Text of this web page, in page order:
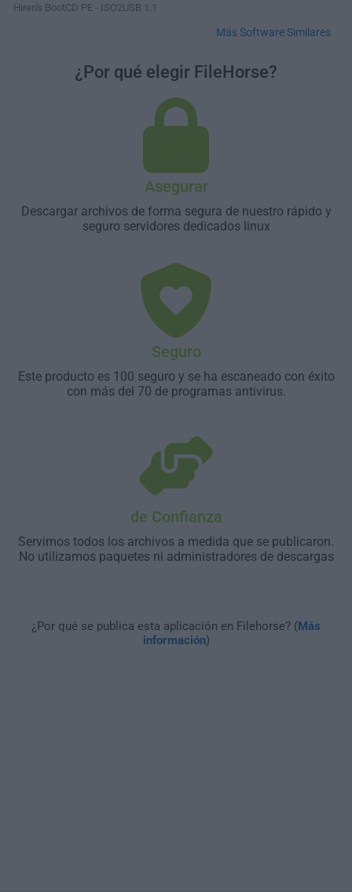
Hiren's BootCD PE - ISO2USB 1.1
Más Software Similares
¿Por qué elegir FileHorse?
Asegurar
Descargar archivos de forma segura de nuestro rápido y
seguro servidores dedicados linux
Seguro
Este producto es 100 seguro y se ha escaneado con éxito
con más del 70 de programas antivirus.
de Confianza
Servimos todos los archivos a medida que se publicaron.
No utilizamos paquetes ni administradores de descargas
¿Por qué se publica esta aplicación en Filehorse? (Más
información)